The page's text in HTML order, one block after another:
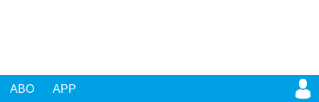
ABO APP